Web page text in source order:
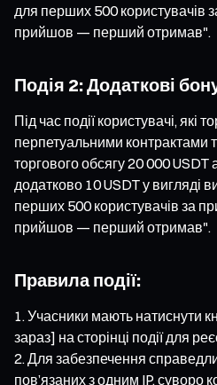
для перших 500 користувачів
прийшов — перший отримав".
Подія 2: Додаткові
Під час події користувачі, які
перпетуальними контрактами
торгового обсягу 20 000
додатково 10 USDT у вигляді
перших 500 користувачів за
прийшов — перший отримав".
Правила події:
Учасники мають натиснути
зараз] на сторінці події для
Для забезпечення
пов’язаних з одним IP, суворо